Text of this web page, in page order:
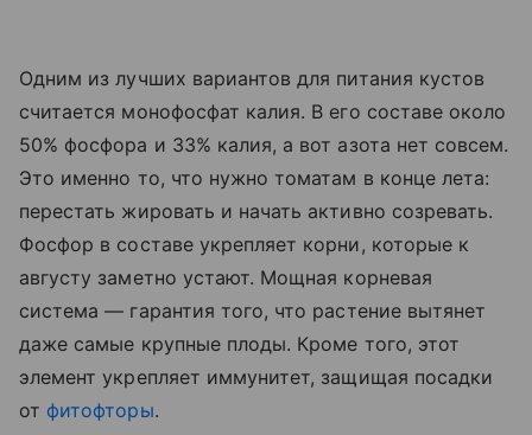
Одним из лучших вариантов для питания кустов
считается монофосфат калия. В его составе около
50% фосфора и 33% калия, а вот азота нет совсем.
Это именно то, что нужно томатам в конце лета:
перестать жировать и начать активно созревать.
Фосфор в составе укрепляет корни, которые к
августу заметно устают. Мощная корневая
система — гарантия того, что растение вытянет
даже самые крупные плоды. Кроме того, этот
элемент укрепляет иммунитет, защищая посадки
от фитофторы.